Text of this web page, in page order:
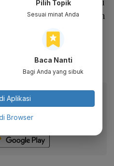
akomodasi dan makan
aplikasi mobile.
lebih nyaman dan nikmati
mobile Katadata.
Pilih Topik
Sesuai minat Anda
Baca Nanti
Bagi Anda yang sibuk
Aplikasi
Browser